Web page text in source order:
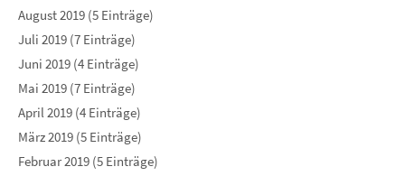
August 2019 (5 Einträge)
Juli 2019 (7 Einträge)
Juni 2019 (4 Einträge)
Mai 2019 (7 Einträge)
April 2019 (4 Einträge)
März 2019 (5 Einträge)
Februar 2019 (5 Einträge)